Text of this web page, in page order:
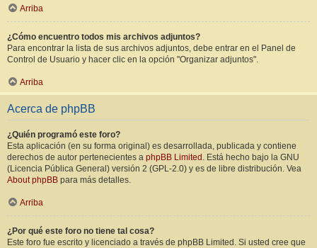
Arriba
¿Cómo encuentro todos mis archivos adjuntos?
Para encontrar la lista de sus archivos adjuntos, debe entrar en el Panel de
Control de Usuario y hacer clic en la opción "Organizar adjuntos".
Arriba
Acerca de phpBB
¿Quién programó este foro?
Esta aplicación (en su forma original) es desarrollada, publicada y contiene
derechos de autor pertenecientes a phpBB Limited . Está hecho bajo la GNU
(Licencia Pública General) versión 2 (GPL-2.0) y es de libre distribución. Vea
About phpBB para más detalles.
Arriba
¿Por qué este foro no tiene tal cosa?
Este foro fue escrito y licenciado a través de phpBB Limited. Si usted cree que